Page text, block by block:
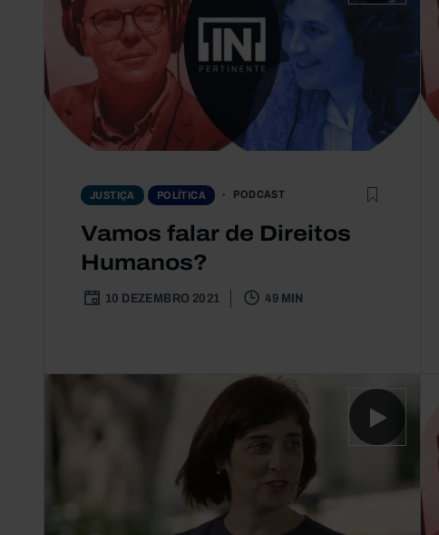
JUSTIÇA POLÍTICA PODCAST
Vamos falar de Direitos
Humanos?
10 DEZEMBRO 2021 49 MIN